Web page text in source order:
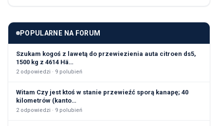
POPULARNE NA FORUM
Szukam kogoś z lawetą do przewiezienia auta citroen ds5,
1500 kg z 4614 Hä…
2odpowiedzi · 9 polubień
Witam Czy jest ktoś w stanie przewieźć sporą kanapę; 40
kilometrów (kanto…
2odpowiedzi · 9 polubień